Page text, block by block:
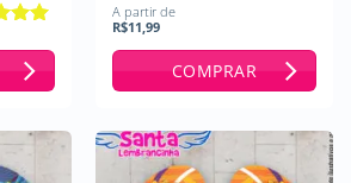
A partir de
R$11,99
COMPRAR